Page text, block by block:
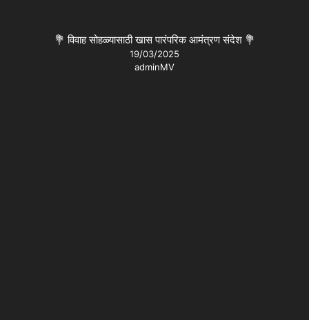
💐 विवाह सोहळ्यासाठी खास पारंपरिक आमंत्रण संदेश 💐
19/03/2025
adminMV